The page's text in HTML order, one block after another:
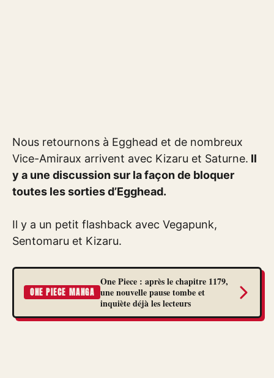
Nous retournons à Egghead et de nombreux
Vice-Amiraux arrivent avec Kizaru et Saturne. Il
y a une discussion sur la façon de bloquer
toutes les sorties d’Egghead.
Il y a un petit flashback avec Vegapunk,
Sentomaru et Kizaru.
ONE PIECE MANGA
One Piece : après le chapitre 1179,
une nouvelle pause tombe et
inquiète déjà les lecteurs